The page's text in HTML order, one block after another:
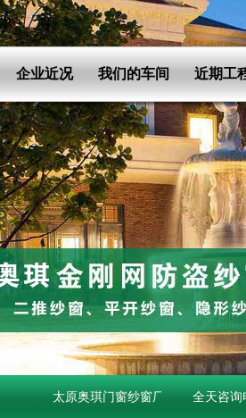
企业近况 我们的车间 近期工
太原奥琪门窗纱窗厂经营金刚网纱窗,金刚
全天咨询